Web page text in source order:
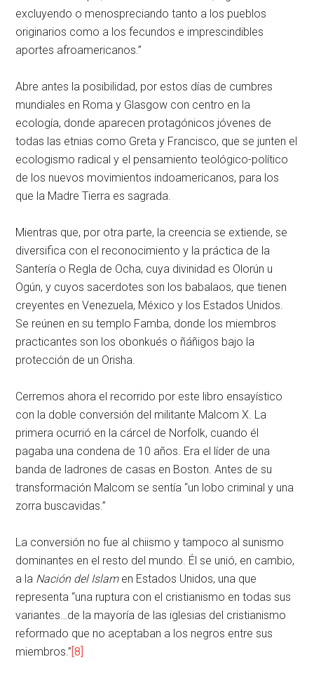
excluyendo o menospreciando tanto a los pueblos
originarios como a los fecundos e imprescindibles
aportes afroamericanos.”
Abre antes la posibilidad, por estos días de cumbres
mundiales en Roma y Glasgow con centro en la
ecología, donde aparecen protagónicos jóvenes de
todas las etnias como Greta y Francisco, que se junten el
ecologismo radical y el pensamiento teológico-político
de los nuevos movimientos indoamericanos, para los
que la Madre Tierra es sagrada.
Mientras que, por otra parte, la creencia se extiende, se
diversifica con el reconocimiento y la práctica de la
Santería o Regla de Ocha, cuya divinidad es Olorún u
Ogún, y cuyos sacerdotes son los babalaos, que tienen
creyentes en Venezuela, México y los Estados Unidos.
Se reúnen en su templo Famba, donde los miembros
practicantes son los obonkués o ñáñigos bajo la
protección de un Orisha.
Cerremos ahora el recorrido por este libro ensayístico
con la doble conversión del militante Malcom X. La
primera ocurrió en la cárcel de Norfolk, cuando él
pagaba una condena de 10 años. Era el líder de una
banda de ladrones de casas en Boston. Antes de su
transformación Malcom se sentía “un lobo criminal y una
zorra buscavidas.”
La conversión no fue al chiismo y tampoco al sunismo
dominantes en el resto del mundo. Él se unió, en cambio,
a la Nación del Islam en Estados Unidos, una que
representa “una ruptura con el cristianismo en todas sus
variantes…de la mayoría de las iglesias del cristianismo
reformado que no aceptaban a los negros entre sus
miembros.”[8]